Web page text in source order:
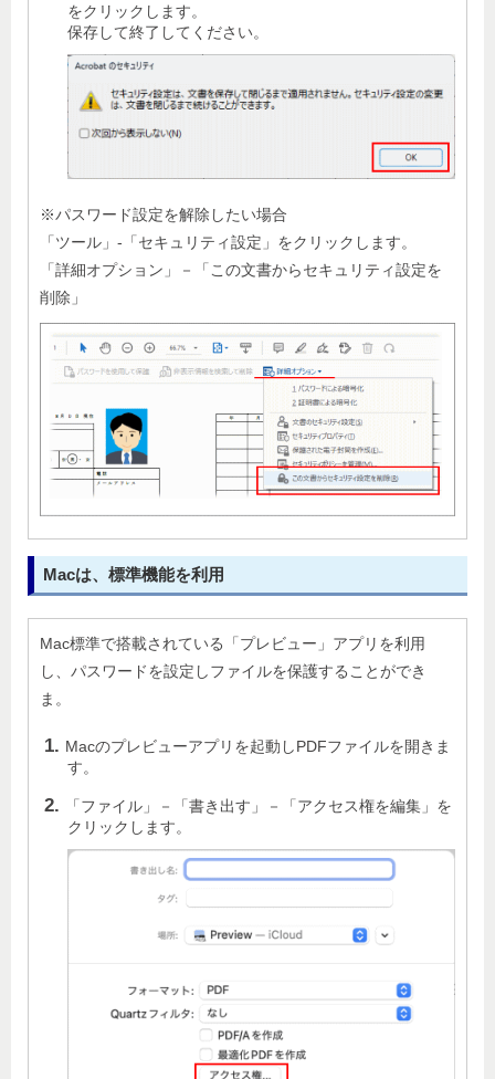
をクリックします。
保存して終了してください。
※パスワード設定を解除したい場合
「ツール」-「セキュリティ設定」をクリックします。
「詳細オプション」－「この文書からセキュリティ設定を
削除」
Macは、標準機能を利用
Mac標準で搭載されている「プレビュー」アプリを利用
し、パスワードを設定しファイルを保護することができ
ま。
Macのプレビューアプリを起動しPDFファイルを開きま
す。
「ファイル」－「書き出す」－「アクセス権を編集」を
クリックします。